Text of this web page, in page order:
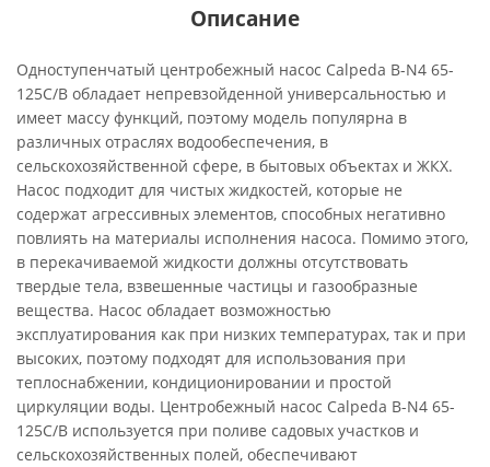
Описание
Одноступенчатый центробежный насос Calpeda B-N4 65-
125C/B обладает непревзойденной универсальностью и
имеет массу функций, поэтому модель популярна в
различных отраслях водообеспечения, в
сельскохозяйственной сфере, в бытовых объектах и ЖКХ.
Насос подходит для чистых жидкостей, которые не
содержат агрессивных элементов, способных негативно
повлиять на материалы исполнения насоса. Помимо этого,
в перекачиваемой жидкости должны отсутствовать
твердые тела, взвешенные частицы и газообразные
вещества. Насос обладает возможностью
эксплуатирования как при низких температурах, так и при
высоких, поэтому подходят для использования при
теплоснабжении, кондиционировании и простой
циркуляции воды. Центробежный насос Calpeda B-N4 65-
125C/B используется при поливе садовых участков и
сельскохозяйственных полей, обеспечивают